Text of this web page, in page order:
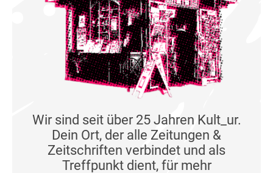
Wir sind seit über 25 Jahren Kult_ur.
Dein Ort, der alle Zeitungen &
Zeitschriften verbindet und als
Treffpunkt dient, für mehr